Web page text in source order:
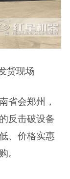
货现场
省会郑州，
反击破设备
、价格实惠
。